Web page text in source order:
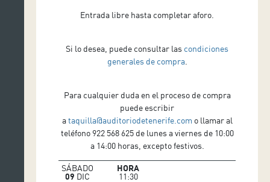
Entrada libre hasta completar aforo.
Si lo desea, puede consultar las condiciones
generales de compra.
Para cualquier duda en el proceso de compra
puede escribir
ataquilla@auditoriodetenerife.com o llamar al
teléfono 922 568 625 de lunes a viernes de 10:00
a 14:00 horas, excepto festivos.
SÁBADO
09 DIC
HORA
11:30